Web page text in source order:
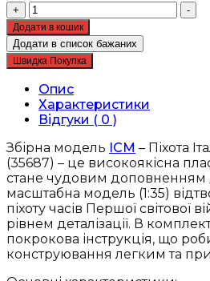
+
Збірна
модель
ICM
-
Піхота
Італії
(1915р.)
(35687)
кількість
-
Додати в кошик
Додати в список бажаних
Швидка Покупка
Опис
Характеристики
Відгуки ( 0 )
Збірна модель ICM – Піхота
(35687) – це високоякісна
стане чудовим доповненням
масштабна модель (1:35)
піхоту часів Першої світової
рівнем деталізації. В
покрокова інструкція, що
конструювання легким та